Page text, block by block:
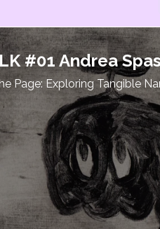
#01 Andrea
Page: Exploring Tangible